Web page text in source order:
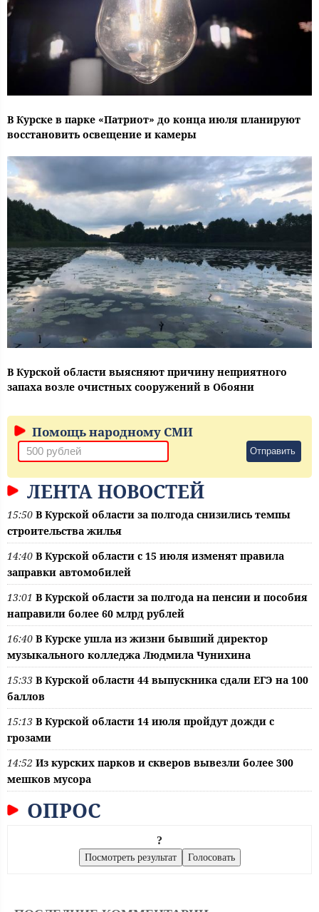
В Курске в парке «Патриот» до конца июля планируют
восстановить освещение и камеры
В Курской области выясняют причину неприятного
запаха возле очистных сооружений в Обояни
Помощь народному СМИ
Отправить
ЛЕНТА НОВОСТЕЙ
15:50 В Курской области за полгода снизились темпы
строительства жилья
14:40 В Курской области с 15 июля изменят правила
заправки автомобилей
13:01 В Курской области за полгода на пенсии и пособия
направили более 60 млрд рублей
16:40 В Курске ушла из жизни бывший директор
музыкального колледжа Людмила Чунихина
15:33 В Курской области 44 выпускника сдали ЕГЭ на 100
баллов
15:13 В Курской области 14 июля пройдут дожди с
грозами
14:52 Из курских парков и скверов вывезли более 300
мешков мусора
ОПРОС
?